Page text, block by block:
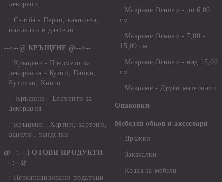
декораци
Сватба - Перли, камъчета,
панделки и дантели
--<--@ КРЪЩЕНЕ @-->--
Кръщене - Предмети за
декорация - Кутии, Папки,
Бутилки, Книги
Кръщене - Елементи за
декорация
Кръщене - Хартии, картони,
данели , панделки
@--:---ГОТОВИ ПРОДУКТИ
---:--@
Персанализирани подаръци
Макраме Основи - до 6,00
см
Макраме Основи - 7,00 -
15,00 см
Макраме Основи - над 15,00
см
Макраме - Други материали
Опаковки
Мебелен обков и аксесоари
Дръжки
Закачалки
Крака за мебели